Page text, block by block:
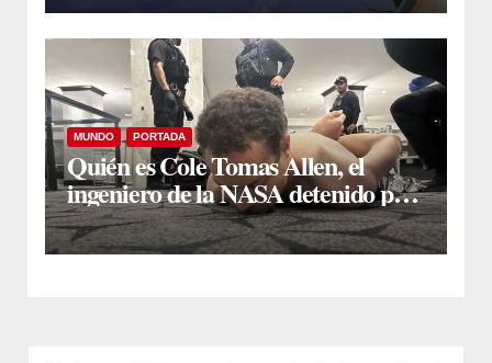
MUNDO PORTADA
Quién es Cole Tomas Allen, el
ingeniero de la NASA detenido por
el ataque en la cena de Donald
Trump